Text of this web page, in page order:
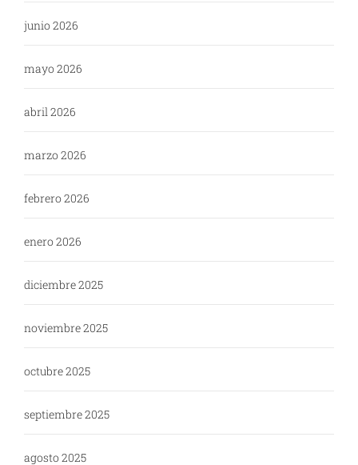
junio 2026
mayo 2026
abril 2026
marzo 2026
febrero 2026
enero 2026
diciembre 2025
noviembre 2025
octubre 2025
septiembre 2025
agosto 2025